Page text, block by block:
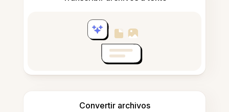
Convertir archivos